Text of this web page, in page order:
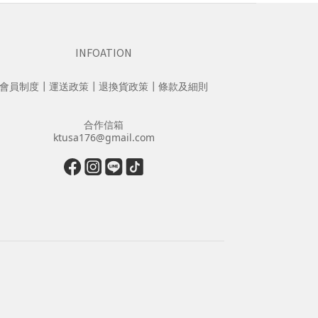
INFOATION
會員制度 ┃ 運送政策 ┃ 退換貨政策 ┃ 條款及細則
合作信箱
ktusa176@gmail.com